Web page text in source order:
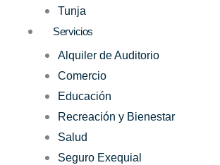
Tunja
Servicios
Alquiler de Auditorio
Comercio
Educación
Recreación y Bienestar
Salud
Seguro Exequial